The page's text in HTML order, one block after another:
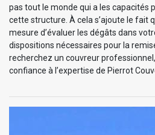
pas tout le monde qui a les capacités
cette structure. À cela s’ajoute le fait
mesure d’évaluer les dégâts dans
dispositions nécessaires pour la
recherchez un couvreur
confiance à l’expertise de Pierrot